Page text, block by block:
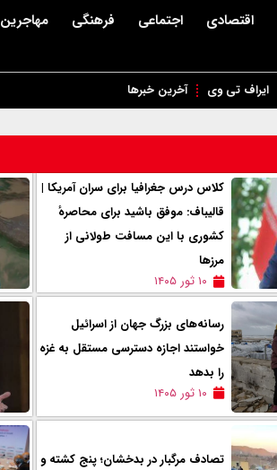
اقتصادی اجتماعی فرهنگی مهاجرین
ایراف تی وی آخرین خبرها
کلاس درس جغرافیا برای سران ‌آمریکا |
قالیباف: موفق باشید برای محاصرهٔ
کشوری با این مسافت طولانی از
مرزها
۱۰ ثور ۱۴۰۵
رسانه‌های بزرگ جهان از اسرائیل
خواستند اجازه دسترسی مستقل به غزه
را بدهد
۱۰ ثور ۱۴۰۵
تصادف مرگبار در بدخشان؛ پنج کشته و